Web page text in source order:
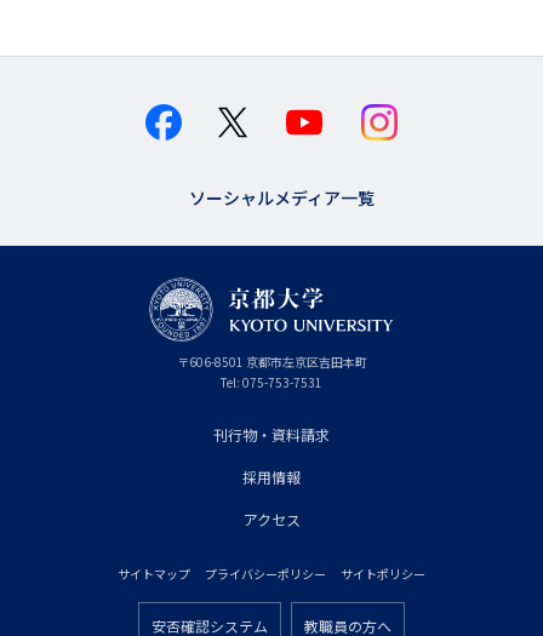
ソーシャルメディア一覧
〒606-8501 京
都
府
京都市左京区吉田本町
Tel: 075-753-7531
刊行物・資料請求
採用情報
アクセス
サイトマップ プライバシーポリシー サイトポリシー
安否確認システム 教職員の方へ